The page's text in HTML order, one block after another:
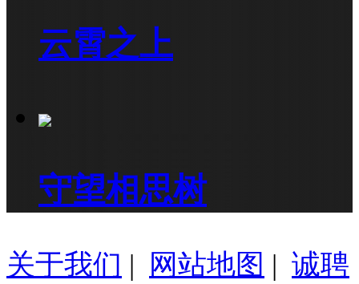
云霄之上
守望相思树
关于我们 | 网站地图 | 诚聘